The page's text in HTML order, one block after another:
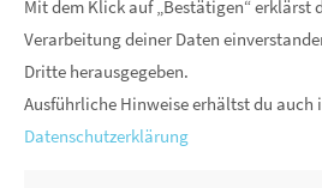
Mit dem Klick auf „Bestätigen“ erklärst
Verarbeitung deiner Daten
Dritte herausgegeben.
Ausführliche Hinweise erhältst du auch
Datenschutzerklärung